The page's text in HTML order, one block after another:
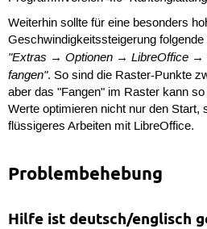
Weiterhin sollte für eine besonders
Geschwindigkeitssteigerung
"Extras → Optionen → LibreOffice →
fangen". So sind die Raster-Punkte
aber das "Fangen" im Raster kann
Werte optimieren nicht nur den Start,
flüssigeres Arbeiten mit LibreOffice.
Problembehebung
Hilfe ist deutsch/englisch